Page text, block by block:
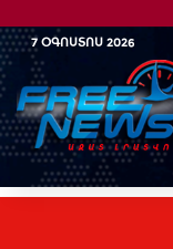
7 ՕԳՈՍՏՈՍ 2026